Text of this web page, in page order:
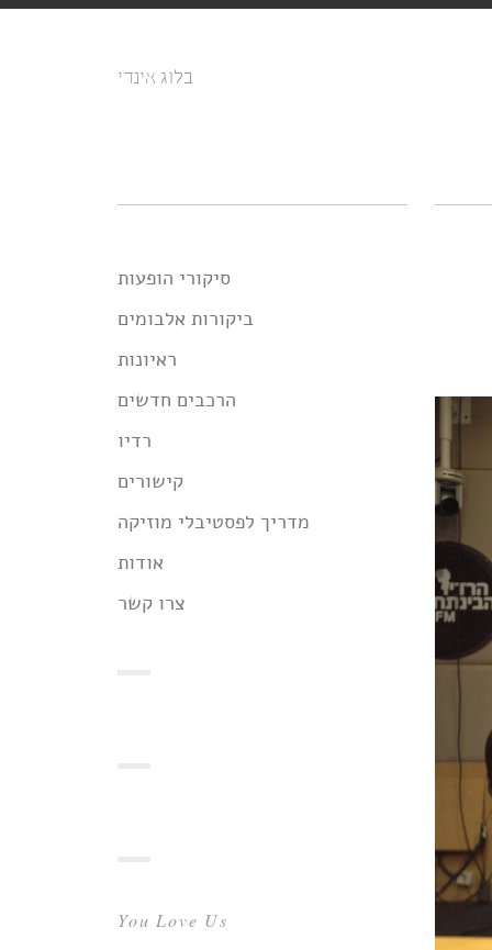
בלוג אינדי
סיקורי הופעות
ביקורות אלבומים
ראיונות
הרכבים חדשים
רדיו
קישורים
מדריך לפסטיבלי מוזיקה
אודות
צרו קשר
You Love Us